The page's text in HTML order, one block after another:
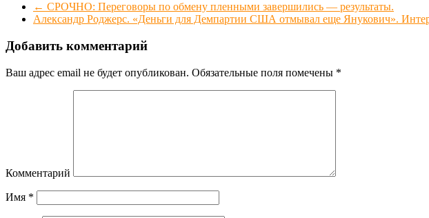
← СРОЧНО: Переговоры по обмену пленными завершились — результаты.
Александр Роджерс. «Деньги для Демпартии США отмывал еще Янукович».
Добавить комментарий
Ваш адрес email не будет опубликован. Обязательные поля помечены *
Комментарий
Имя *